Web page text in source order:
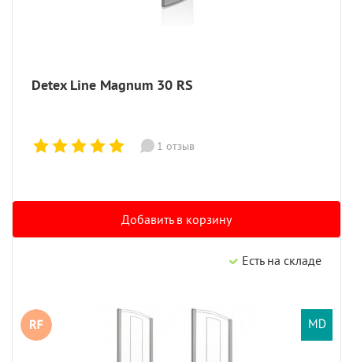
Detex Line Magnum 30 RS
1 отзыв
Добавить в корзину
Есть на складе